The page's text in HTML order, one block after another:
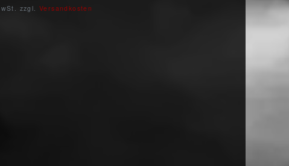
zzgl. Versandkosten